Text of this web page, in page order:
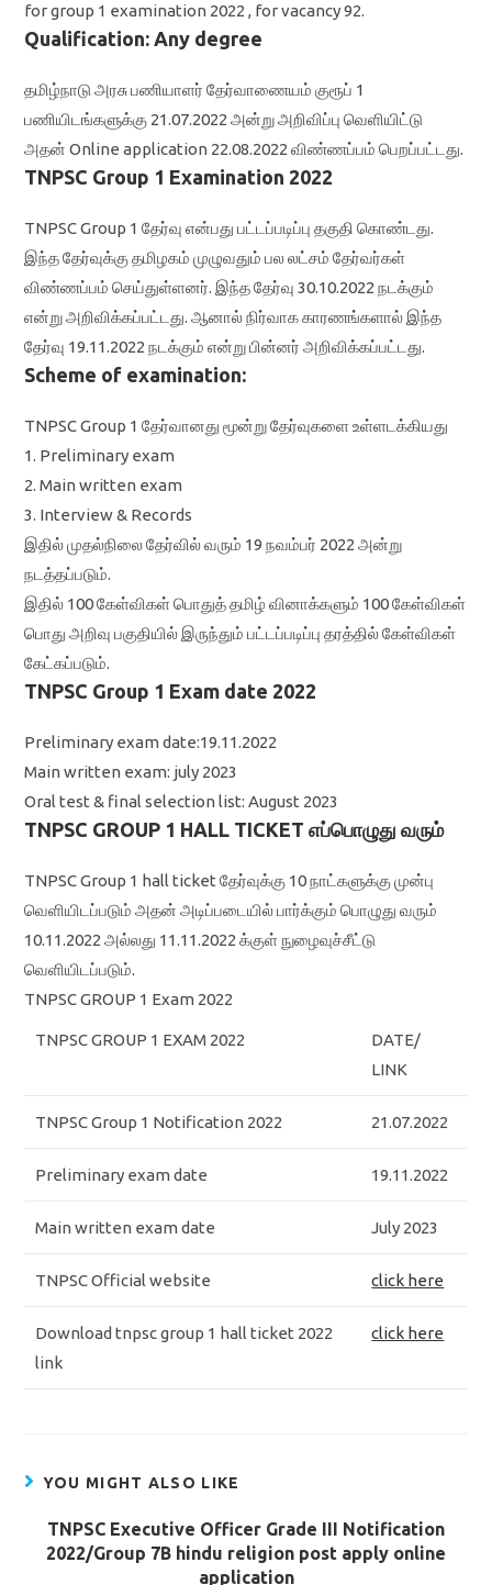
for group 1 examination 2022 , for vacancy 92.
Qualification: Any degree
தமிழ்நாடு அரசு பணியாளர் தேர்வாணையம் குரூப் 1
பணியிடங்களுக்கு 21.07.2022 அன்று அறிவிப்பு வெளியிட்டு
அதன் Online application 22.08.2022 விண்ணப்பம் பெறப்பட்டது.
TNPSC Group 1 Examination 2022
TNPSC Group 1 தேர்வு என்பது பட்டப்படிப்பு தகுதி கொண்டது.
இந்த தேர்வுக்கு தமிழகம் முழுவதும் பல லட்சம் தேர்வர்கள்
விண்ணப்பம் செய்துள்ளனர். இந்த தேர்வு 30.10.2022 நடக்கும்
என்று அறிவிக்கப்பட்டது. ஆனால் நிர்வாக காரணங்களால் இந்த
தேர்வு 19.11.2022 நடக்கும் என்று பின்னர் அறிவிக்கப்பட்டது.
Scheme of examination:
TNPSC Group 1 தேர்வானது மூன்று தேர்வுகளை உள்ளடக்கியது
1. Preliminary exam
2. Main written exam
3. Interview & Records
இதில் முதல்நிலை தேர்வில் வரும் 19 நவம்பர் 2022 அன்று
நடத்தப்படும்.
இதில் 100 கேள்விகள் பொதுத் தமிழ் வினாக்களும் 100 கேள்விகள்
பொது அறிவு பகுதியில் இருந்தும் பட்டப்படிப்பு தரத்தில் கேள்விகள்
கேட்கப்படும்.
TNPSC Group 1 Exam date 2022
Preliminary exam date:19.11.2022
Main written exam: july 2023
Oral test & final selection list: August 2023
TNPSC GROUP 1 HALL TICKET எப்பொழுது வரும்
TNPSC Group 1 hall ticket தேர்வுக்கு 10 நாட்களுக்கு முன்பு
வெளியிடப்படும் அதன் அடிப்படையில் பார்க்கும் பொழுது வரும்
10.11.2022 அல்லது 11.11.2022 க்குள் நுழைவுச்சீட்டு
வெளியிடப்படும்.
TNPSC GROUP 1 Exam 2022
TNPSC GROUP 1 EXAM 2022
DATE/
LINK
TNPSC Group 1 Notification 2022 21.07.2022
Preliminary exam date 19.11.2022
Main written exam date July 2023
TNPSC Official website click here
Download tnpsc group 1 hall ticket 2022
link
click here
YOU MIGHT ALSO LIKE
TNPSC Executive Officer Grade III Notification
2022/Group 7B hindu religion post apply online
application